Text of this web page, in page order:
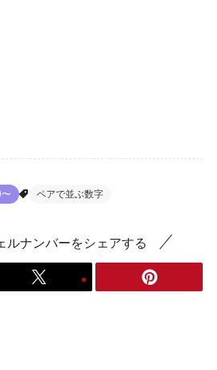
ペアで並ぶ数字
ルナンバーをシェアする